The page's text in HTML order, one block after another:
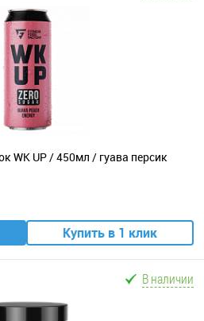
WK UP / 450мл / гуава персик
Купить в 1 клик
В наличии